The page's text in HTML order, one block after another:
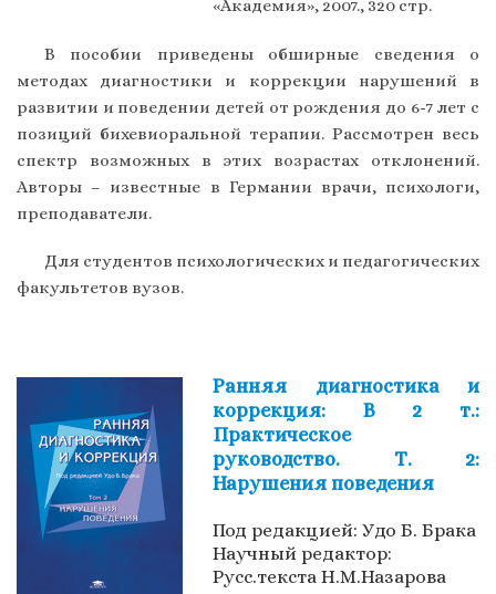
«Академия», 2007., 320 стр.
В пособии приведены обширные сведения о
методах диагностики и коррекции нарушений в
развитии и поведении детей от рождения до 6-7 лет с
позиций бихевиоральной терапии. Рассмотрен весь
спектр возможных в этих возрастах отклонений.
Авторы – известные в Германии врачи, психологи,
преподаватели.
Для студентов психологических и педагогических
факультетов вузов.
Ранняя диагностика и
коррекция: В 2 т.:
Практическое
руководство. Т. 2:
Нарушения поведения
Под редакцией: Удо Б. Брака
Научный редактор:
Русс.текста Н.М.Назарова